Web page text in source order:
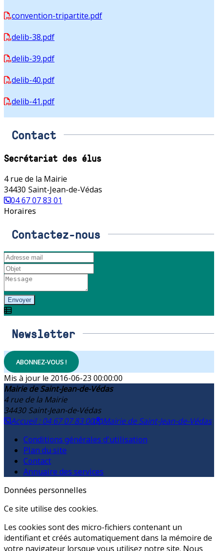
convention-tripartite.pdf
delib-38.pdf
delib-39.pdf
delib-40.pdf
delib-41.pdf
Contact
Secrétariat des élus
4 rue de la Mairie
34430 Saint-Jean-de-Védas
04 67 07 83 01
Horaires
Contactez-nous
Envoyer
Newsletter
ABONNEZ-VOUS !
2016-06-23 00:00:00
Mairie de Saint-Jean-de-Védas
4 rue de la Mairie
34430 Saint-Jean-de-Védas
Accueil : 04 67 07 83 00
Mairie de Saint-Jean-de-Védas
Conditions générales d'utilisation
Plan du site
Contact
Annuaire des services
Données personnelles
Ce site utilise des cookies.
Les cookies sont des micro-fichiers contenant un
identifiant et créés automatiquement dans la mémoire de
votre navigateur lorsque vous utilisez notre site. Nous